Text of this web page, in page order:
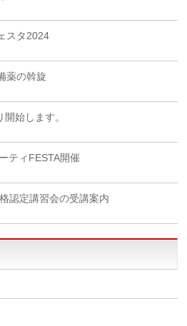
スタ2024
薬の斡旋
始します。
ティFESTA開催
認定講習会の受講案内